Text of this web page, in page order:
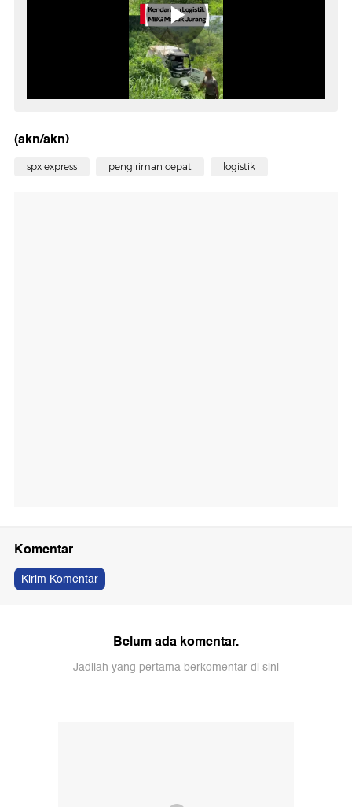
(akn/akn)
spx express pengiriman cepat logistik
Komentar
Kirim Komentar
Belum ada komentar.
Jadilah yang pertama berkomentar di sini